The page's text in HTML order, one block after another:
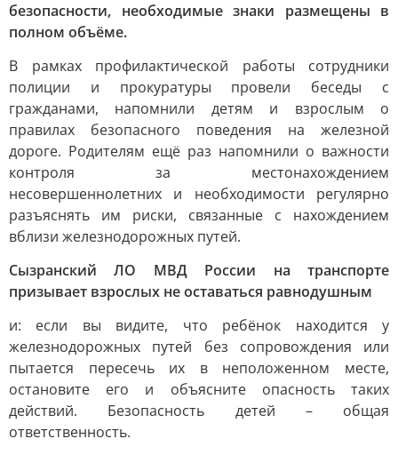
безопасности, необходимые знаки размещены в
полном объёме.
В рамках профилактической работы сотрудники
полиции и прокуратуры провели беседы с
гражданами, напомнили детям и взрослым о
правилах безопасного поведения на железной
дороге. Родителям ещё раз напомнили о важности
контроля за местонахождением
несовершеннолетних и необходимости регулярно
разъяснять им риски, связанные с нахождением
вблизи железнодорожных путей.
Сызранский ЛО МВД России на транспорте
призывает взрослых не оставаться равнодушным
и: если вы видите, что ребёнок находится у
железнодорожных путей без сопровождения или
пытается пересечь их в неположенном месте,
остановите его и объясните опасность таких
действий. Безопасность детей – общая
ответственность.